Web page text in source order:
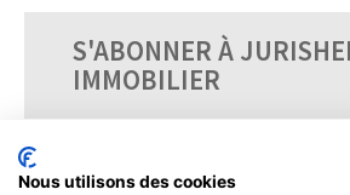
S'ABONNER À
IMMOBILIER
Nous utilisons des cookies